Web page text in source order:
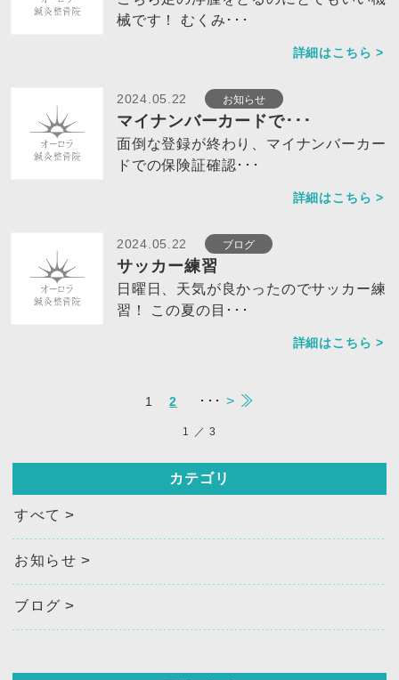
械です！ むくみ･･･
詳細はこちら >
2024.05.22 お知らせ
マイナンバーカードで･･･
面倒な登録が終わり、マイナンバーカー
ドでの保険証確認･･･
詳細はこちら >
2024.05.22 ブログ
サッカー練習
日曜日、天気が良かったのでサッカー練
習！ この夏の目･･･
詳細はこちら >
1 2 ･･･ > ≫
1 ／ 3
カテゴリ
すべて
お知らせ
ブログ